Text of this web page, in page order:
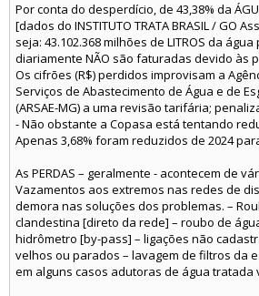
Por conta do desperdício, de 43,38% da
[dados do INSTITUTO TRATA BRASIL / GO
seja: 43.102.368 milhões de LITROS da
diariamente NÃO são faturadas devido às
Os cifrões (R$) perdidos improvisam a
Serviços de Abastecimento de Água e de
(ARSAE-MG) a uma revisão tarifária;
- Não obstante a Copasa está tentando
Apenas 3,68% foram reduzidos de 2024
As PERDAS – geralmente - acontecem de
Vazamentos aos extremos nas redes de
demora nas soluções dos problemas. –
clandestina [direto da rede] – roubo de
hidrômetro [by-pass] – ligações não
velhos ou parados – lavagem de filtros da
em alguns casos adutoras de água tratada